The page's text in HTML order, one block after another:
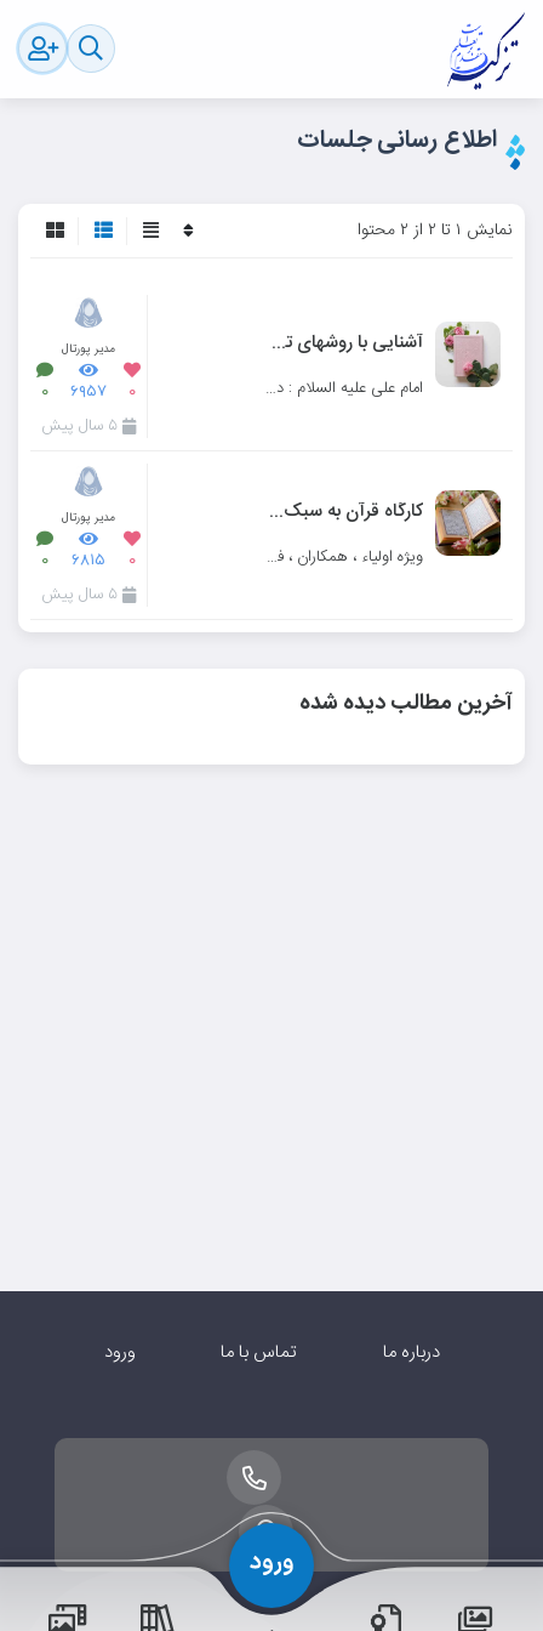
اطلاع رسانی جلسات
نمایش ۱ تا ۲ از ۲ محتوا
آشنایی با روشهای تدبر در قرآن
امام علی علیه السلام : در آیات قرآن تدبر کنید و از آن عبرت آموزید زیرا که قرآن رساترین پندها و عبرت
مدیر پورتال
۰ ۶۹۵۷ ۰
۵ سال پیش
کارگاه قرآن به سبک زندگی
ویژه اولیاء ، همکاران ، فارغ التحصیلان و علاقه مندان
مدیر پورتال
۰ ۶۸۱۵ ۰
۵ سال پیش
آخرین مطالب دیده شده
درباره ما تماس با ما ورود